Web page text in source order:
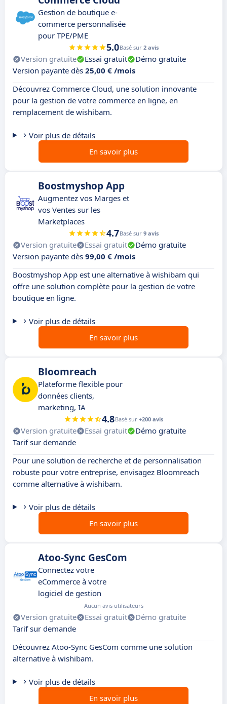
Gestion de boutique e-
commerce personnalisée
pour TPE/PME
5.0Basé sur 2 avis
Version gratuite Essai gratuit
Démo gratuite
Version payante dès 25,00 € /mois
Découvrez Commerce Cloud, une solution innovante
pour la gestion de votre commerce en ligne, en
remplacement de wishibam.
Voir plus de détails
En savoir plus
Boostmyshop App
Augmentez vos Marges et
vos Ventes sur les
Marketplaces
4.7Basé sur 9 avis
Version gratuite Essai gratuit
Démo gratuite
Version payante dès 99,00 € /mois
Boostmyshop App est une alternative à wishibam qui
offre une solution complète pour la gestion de votre
boutique en ligne.
Voir plus de détails
En savoir plus
Bloomreach
Plateforme flexible pour
données clients,
marketing, IA
4.8Basé sur +200 avis
Version gratuite Essai gratuit
Démo gratuite
Tarif sur demande
Pour une solution de recherche et de personnalisation
robuste pour votre entreprise, envisagez Bloomreach
comme alternative à wishibam.
Voir plus de détails
En savoir plus
Atoo-Sync GesCom
Connectez votre
eCommerce à votre
logiciel de gestion
Aucun avis utilisateurs
Version gratuite Essai gratuit
Démo gratuite
Tarif sur demande
Découvrez Atoo-Sync GesCom comme une solution
alternative à wishibam.
Voir plus de détails
En savoir plus